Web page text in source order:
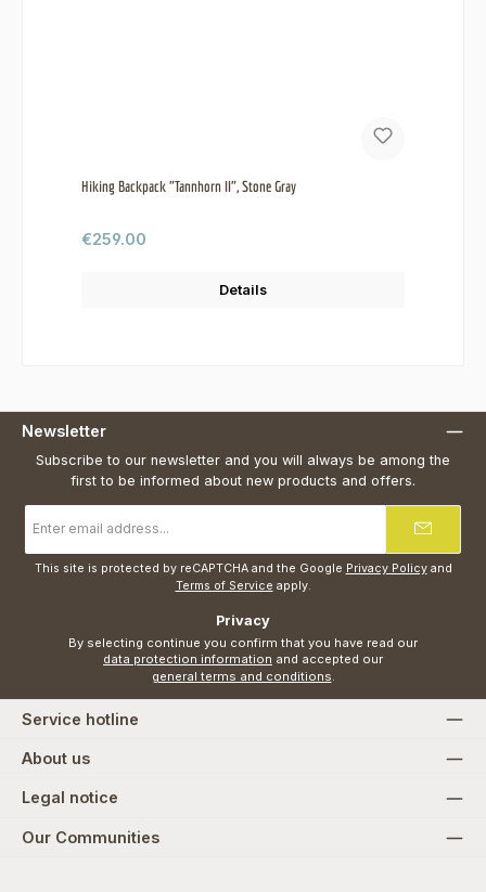
Hiking Backpack "Tannhorn II", Stone Gray
Regular price:
€259.00
Details
Newsletter
Subscribe to our newsletter and you will always be among the
first to be informed about new products and offers.
address
*
This site is protected by reCAPTCHA and the Google Privacy Policyand
Terms of Service apply.
Privacy
data protection information
general terms and conditions
Service hotline
About us
Legal notice
Our Communities